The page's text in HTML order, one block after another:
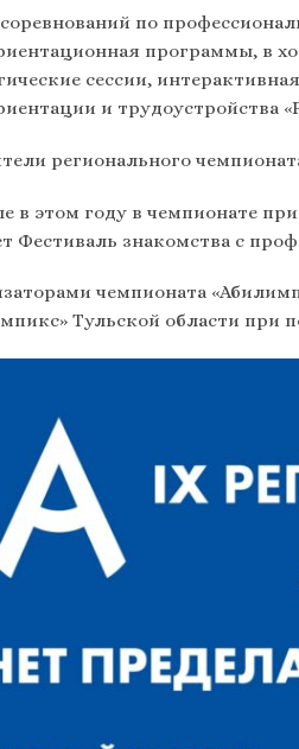
по
программы, в
сессии,
и трудоустройства
регионального
в этом году в чемпионате
Фестиваль знакомства с
чемпионата
Тульской области при